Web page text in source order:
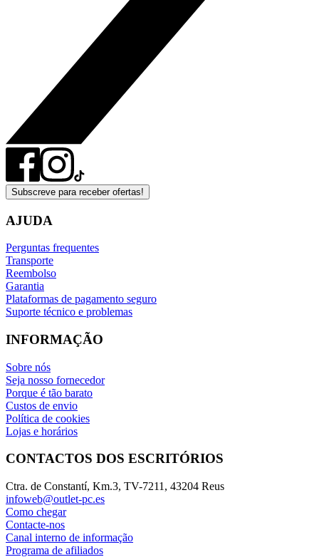
Subscreve para receber ofertas!
AJUDA
Perguntas frequentes
Transporte
Reembolso
Garantia
Plataformas de pagamento seguro
Suporte técnico e problemas
INFORMAÇÃO
Sobre nós
Seja nosso fornecedor
Porque é tão barato
Custos de envio
Política de cookies
Lojas e horários
CONTACTOS DOS ESCRITÓRIOS
Ctra. de Constantí, Km.3, TV-7211, 43204 Reus
infoweb@outlet-pc.es
Como chegar
Contacte-nos
Canal interno de informação
Programa de afiliados